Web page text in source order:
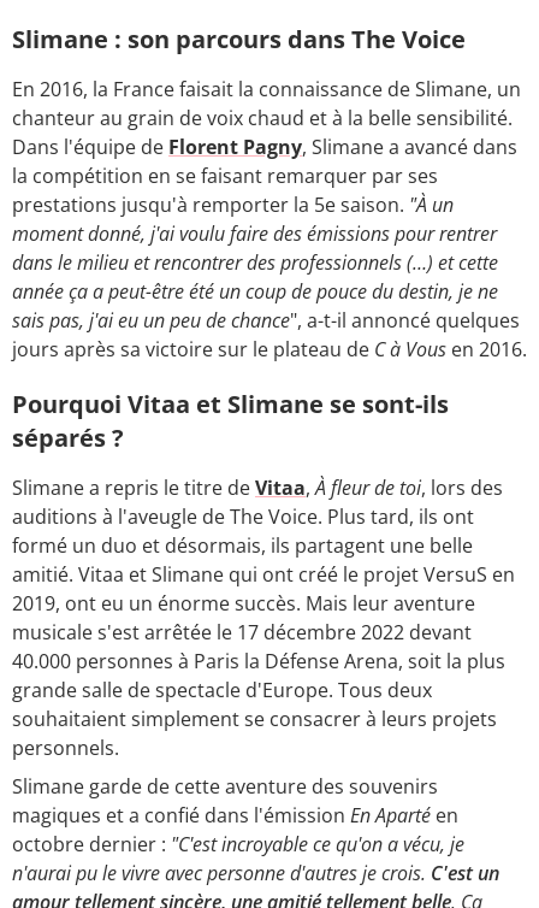
Slimane : son parcours dans The Voice
En 2016, la France faisait la connaissance de Slimane, un
chanteur au grain de voix chaud et à la belle sensibilité.
Dans l'équipe de Florent Pagny, Slimane a avancé dans
la compétition en se faisant remarquer par ses
prestations jusqu'à remporter la 5e saison. "À un
moment donné, j'ai voulu faire des émissions pour rentrer
dans le milieu et rencontrer des professionnels (…) et cette
année ça a peut-être été un coup de pouce du destin, je ne
sais pas, j'ai eu un peu de chance", a-t-il annoncé quelques
jours après sa victoire sur le plateau de C à Vous en 2016.
Pourquoi Vitaa et Slimane se sont-ils
séparés ?
Slimane a repris le titre deVitaa, À fleur de toi, lors des
auditions à l'aveugle de The Voice. Plus tard, ils ont
formé un duo et désormais, ils partagent une belle
amitié. Vitaa et Slimane qui ont créé le projet VersuS en
2019, ont eu un énorme succès. Mais leur aventure
musicale s'est arrêtée le 17 décembre 2022 devant
40.000 personnes à Paris la Défense Arena, soit la plus
grande salle de spectacle d'Europe. Tous deux
souhaitaient simplement se consacrer à leurs projets
personnels.
Slimane garde de cette aventure des souvenirs
magiques et a confié dans l'émission En Aparté en
octobre dernier : "C'est incroyable ce qu'on a vécu, je
n'aurai pu le vivre avec personne d'autres je crois. C'est un
amour tellement sincère, une amitié tellement belle. Ça